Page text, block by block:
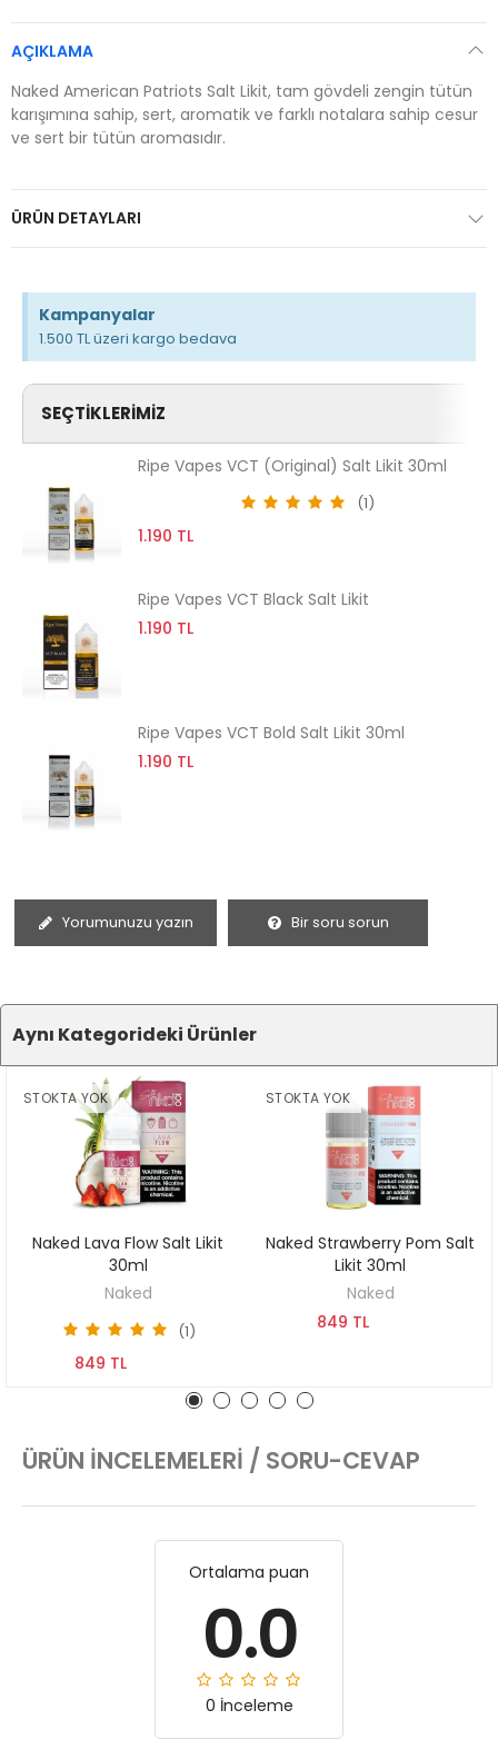
AÇIKLAMA
Naked American Patriots Salt Likit, tam gövdeli zengin tütün
karışımına sahip, sert, aromatik ve farklı notalara sahip cesur
ve sert bir tütün aromasıdır.
ÜRÜN DETAYLARI
Kampanyalar
1.500 TL üzeri kargo bedava
SEÇTIKLERIMIZ
Ripe Vapes VCT (Original) Salt Likit 30ml
(1)
1.190 TL
Ripe Vapes VCT Black Salt Likit
1.190 TL
Ripe Vapes VCT Bold Salt Likit 30ml
1.190 TL
Yorumunuzu yazın Bir soru sorun
Aynı Kategorideki Ürünler
STOKTA YOK
KEŞFET
Naked Lava Flow Salt Likit
30ml
Naked
(1)
849 TL
STOKTA YOK
KEŞFET
Naked Strawberry Pom Salt
Likit 30ml
Naked
849 TL
ÜRÜN İNCELEMELERI / SORU-CEVAP
Ortalama puan
0.0
0 İnceleme